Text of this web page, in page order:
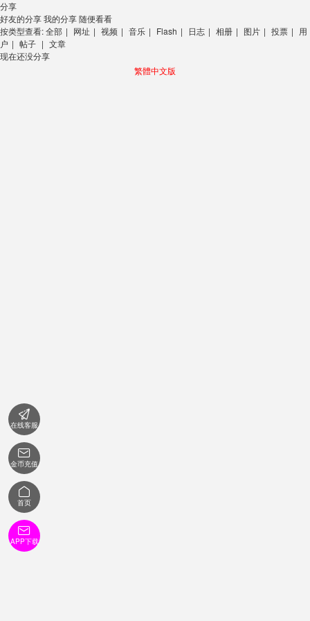
分享
好友的分享我的分享随便看看
按类型查看:全部 | 网址 | 视频 | 音乐 | Flash | 日志 | 相册 | 图片 | 投票 | 用
户 | 帖子 | 文章
现在还没分享
繁體中文版

在线客服

金币充值

首页

APP下载